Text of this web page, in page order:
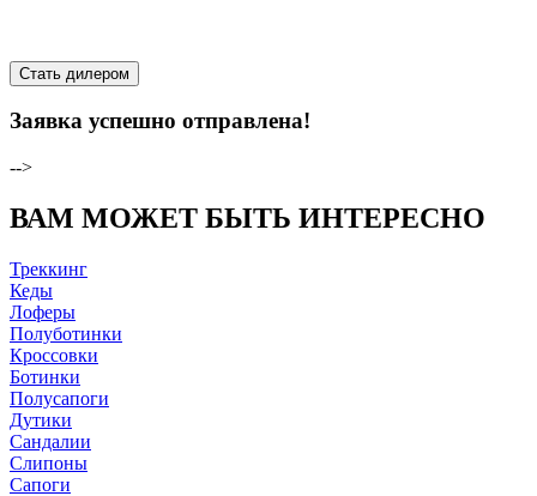
Стать дилером
Заявка успешно отправлена!
-->
ВАМ МОЖЕТ БЫТЬ ИНТЕРЕСНО
Треккинг
Кеды
Лоферы
Полуботинки
Кроссовки
Ботинки
Полусапоги
Дутики
Сандалии
Слипоны
Сапоги